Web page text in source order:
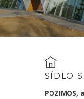
KARIÉRA
OSTATNÍ SLUŽBY
PODPORUJEME
SÍDLO
POZIMOS,